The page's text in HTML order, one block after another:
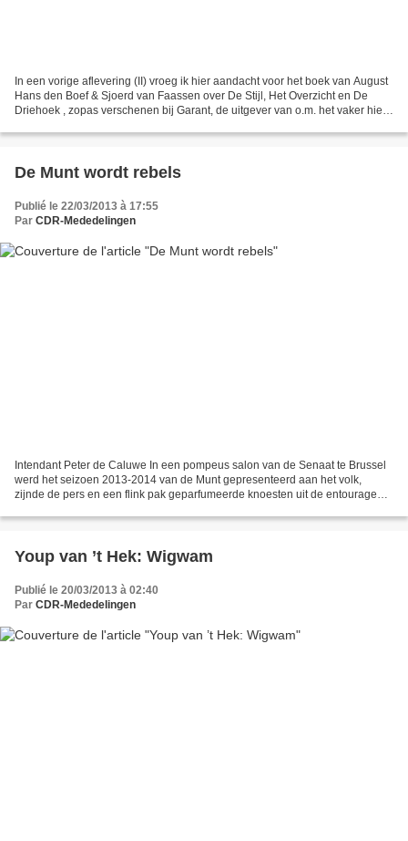
In een vorige aflevering (II) vroeg ik hier aandacht voor het boek van August
Hans den Boef & Sjoerd van Faassen over De Stijl, Het Overzicht en De
Driehoek , zopas verschenen bij Garant, de uitgever van o.m. het vaker hier
De Munt wordt rebels
Publié le 22/03/2013 à 17:55
Par CDR-Mededelingen
Intendant Peter de Caluwe In een pompeus salon van de Senaat te Brussel
werd het seizoen 2013-2014 van de Munt gepresenteerd aan het volk,
zijnde de pers en een flink pak geparfumeerde knoesten uit de entourage
Youp van ’t Hek: Wigwam
Publié le 20/03/2013 à 02:40
Par CDR-Mededelingen